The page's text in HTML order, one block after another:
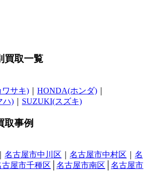
買取一覧
サキ)
HONDA(ホンダ)
ハ)
SUZUKI(スズキ)
取事例
名古屋市中川区 名古屋市中村区
名
古屋市千種区 名古屋市南区
名古屋市